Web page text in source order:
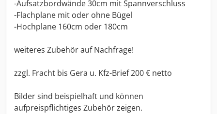
-Aufsatzbordwände 30cm mit Spannverschluss
-Flachplane mit oder ohne Bügel
-Hochplane 160cm oder 180cm
weiteres Zubehör auf Nachfrage!
zzgl. Fracht bis Gera u. Kfz-Brief 200 € netto
Bilder sind beispielhaft und können
aufpreispflichtiges Zubehör zeigen.